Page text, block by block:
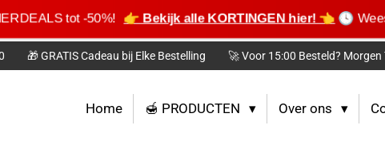
tot -50%! 👉 Bekijk alle KORTINGEN hier! 👈 🕓
🎁 GRATIS Cadeau bij Elke Bestelling 🚀 Voor 15:00 Besteld? Morgen
Home 🍯 PRODUCTEN Over ons